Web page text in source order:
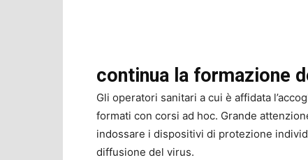
continua la formazione
Gli operatori sanitari a cui è affidata
formati con corsi ad hoc. Grande
indossare i dispositivi di protezione
diffusione del virus.